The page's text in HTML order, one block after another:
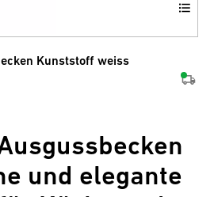
Kunststoff weiss
und elegante